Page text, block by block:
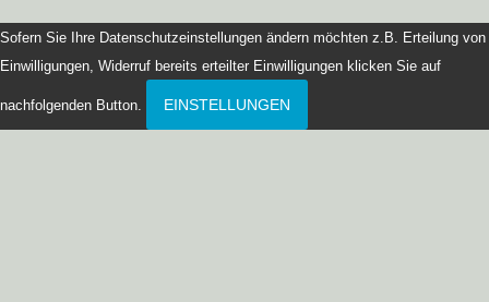
Sofern Sie Ihre Datenschutzeinstellungen ändern möchten z.B. Erteilung von
Einwilligungen, Widerruf bereits erteilter Einwilligungen klicken Sie auf
nachfolgenden Button. EINSTELLUNGEN